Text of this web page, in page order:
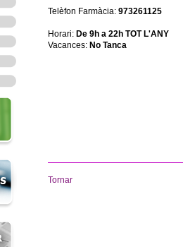
Telèfon Farmàcia: 973261125
Horari: De 9h a 22h TOT L'ANY
Vacances: No Tanca
Tornar